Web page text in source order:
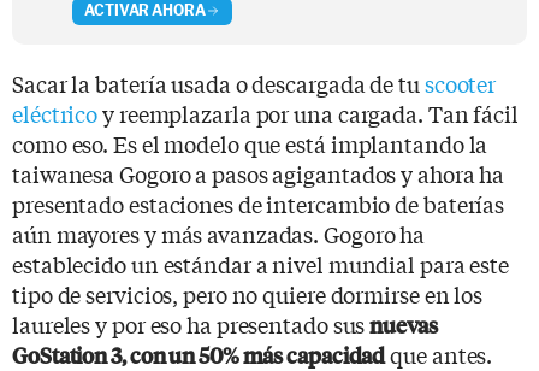
ACTIVAR AHORA
Sacar la batería usada o descargada de tuscooter
eléctricoy reemplazarla por una cargada. Tan fácil
como eso. Es el modelo que está implantando la
taiwanesa Gogoro a pasos agigantados y ahora ha
presentado estaciones de intercambio de baterías
aún mayores y más avanzadas. Gogoro ha
establecido un estándar a nivel mundial para este
tipo de servicios, pero no quiere dormirse en los
laureles y por eso ha presentado susnuevas
GoStation 3, con un 50% más capacidadque antes.